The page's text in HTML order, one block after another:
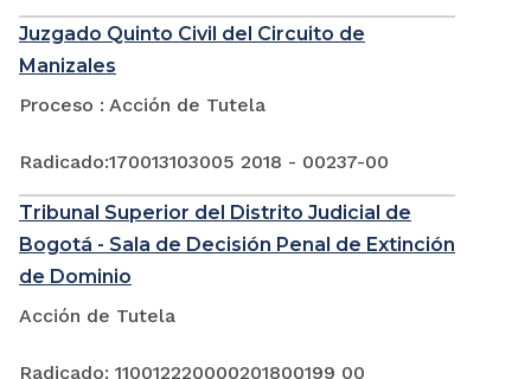
Juzgado Quinto Civil del Circuito de
Manizales
Proceso : Acción de Tutela
Radicado:170013103005 2018 - 00237-00
Tribunal Superior del Distrito Judicial de
Bogotá - Sala de Decisión Penal de Extinción
de Dominio
Acción de Tutela
Radicado: 110012220000201800199 00